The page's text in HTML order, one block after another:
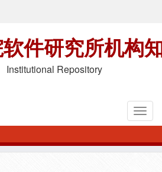
件研究所机构
Institutional Repository